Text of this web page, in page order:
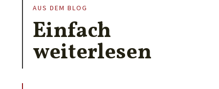
AUS DEM BLOG
Einfach
weiterlesen